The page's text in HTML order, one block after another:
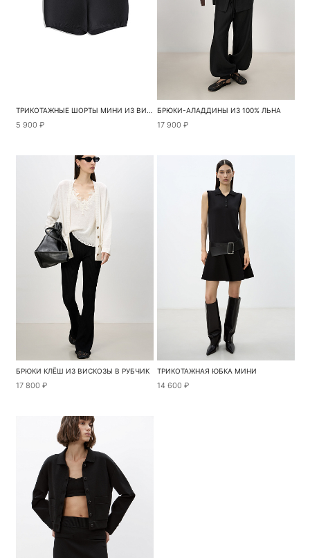
ТРИКОТАЖНЫЕ ШОРТЫ МИНИ ИЗ ВИСКОЗЫ
5 900 ₽
БРЮКИ-АЛАДДИНЫ ИЗ 100% ЛЬНА
17 900 ₽
БРЮКИ КЛЁШ ИЗ ВИСКОЗЫ В РУБЧИК
17 800 ₽
ТРИКОТАЖНАЯ ЮБКА МИНИ
14 600 ₽